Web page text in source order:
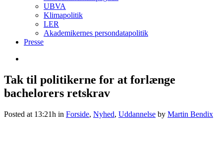
UBVA
Klimapolitik
LER
Akademikernes persondatapolitik
Presse
Tak til politikerne for at forlænge
bachelorers retskrav
Posted at 13:21h in Forside, Nyhed, Uddannelse by Martin Bendix